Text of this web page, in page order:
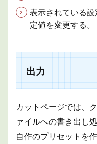
表示されている
定値を変更する。
出力
カットページでは、
ァイルへの書き出し
自作のプリセットを